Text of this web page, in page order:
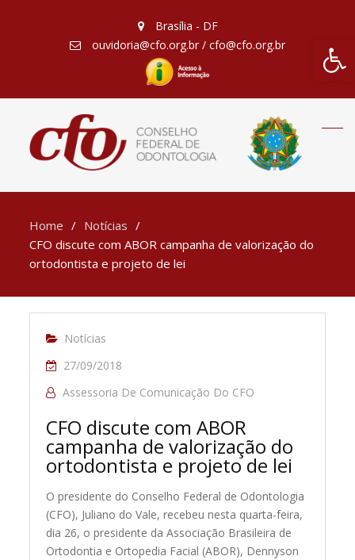
Barra
Brasília - DF
ouvidoria@cfo.org.br / cfo@cfo.org.br
Home
Notícias
CFO discute com ABOR campanha de valorização do
ortodontista e projeto de lei
Notícias
27/09/2018
Assessoria De Comunicação Do CFO
CFO discute com ABOR
campanha de valorização do
ortodontista e projeto de lei
O presidente do Conselho Federal de Odontologia
(CFO), Juliano do Vale, recebeu nesta quarta-feira,
dia 26, o presidente da Associação Brasileira de
Ortodontia e Ortopedia Facial (ABOR), Dennyson